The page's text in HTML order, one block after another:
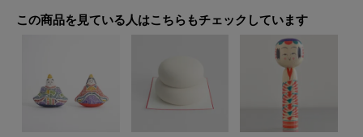
この商品を見ている人はこちらもチェックしています